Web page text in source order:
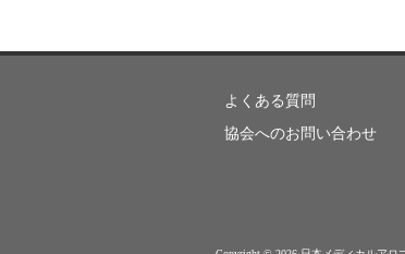
よくある質問
協会へのお問い合わせ